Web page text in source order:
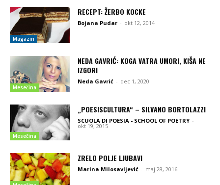
Magazin
RECEPT: ŽERBO KOCKE
Bojana Pudar - okt 12, 2014
Mesečina
NEDA GAVRIĆ: KOGA VATRA UMORI, KIŠA NE
IZGORI
Neda Gavrić - dec 1, 2020
Mesečina
„POESISCULTURA“ – SILVANO BORTOLAZZI
SCUOLA DI POESIA - SCHOOL OF POETRY -
okt 19, 2015
ZRELO POLJE LJUBAVI
Marina Milosavljević - maj 28, 2016